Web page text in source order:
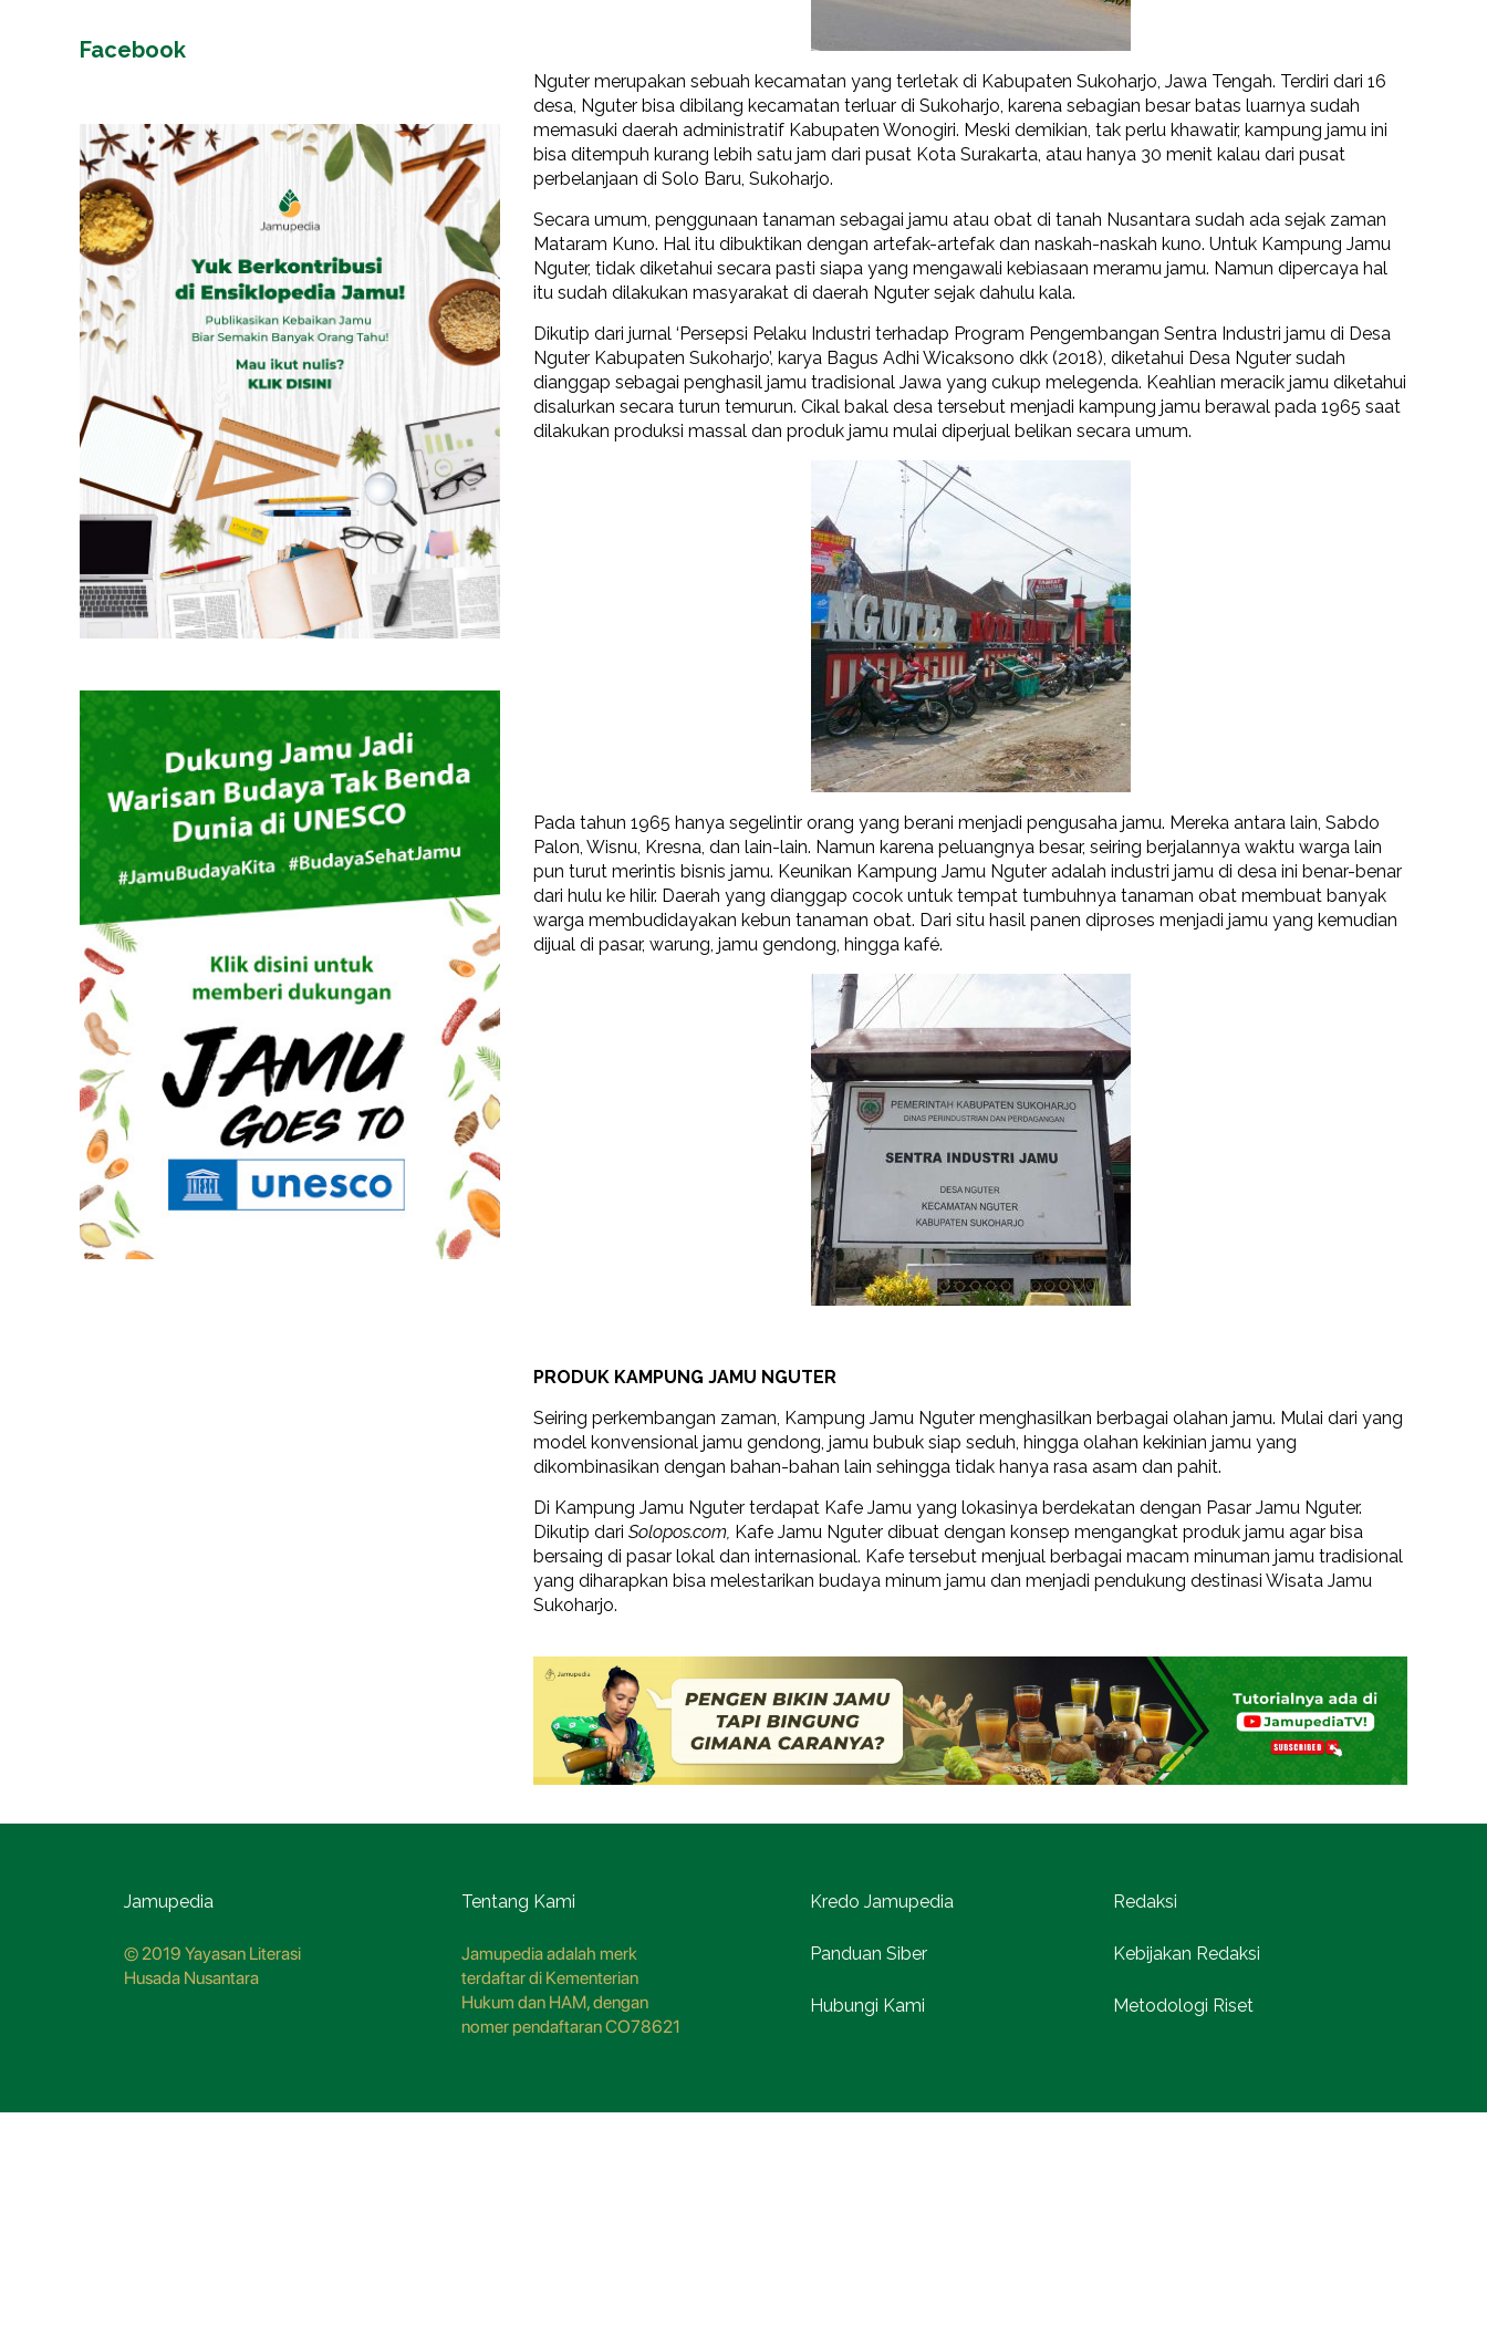
Nguter merupakan sebuah kecamatan yang terletak di Kabupaten Sukoharjo, Jawa Tengah. Terdiri dari 16
desa, Nguter bisa dibilang kecamatan terluar di Sukoharjo, karena sebagian besar batas luarnya sudah
memasuki daerah administratif Kabupaten Wonogiri. Meski demikian, tak perlu khawatir, kampung jamu ini
bisa ditempuh kurang lebih satu jam dari pusat Kota Surakarta, atau hanya 30 menit kalau dari pusat
perbelanjaan di Solo Baru, Sukoharjo.
Secara umum, penggunaan tanaman sebagai jamu atau obat di tanah Nusantara sudah ada sejak zaman
Mataram Kuno. Hal itu dibuktikan dengan artefak-artefak dan naskah-naskah kuno. Untuk Kampung Jamu
Nguter, tidak diketahui secara pasti siapa yang mengawali kebiasaan meramu jamu. Namun dipercaya hal
itu sudah dilakukan masyarakat di daerah Nguter sejak dahulu kala.
Dikutip dari jurnal ‘Persepsi Pelaku Industri terhadap Program Pengembangan Sentra Industri jamu di Desa
Nguter Kabupaten Sukoharjo’, karya Bagus Adhi Wicaksono dkk (2018), diketahui Desa Nguter sudah
dianggap sebagai penghasil jamu tradisional Jawa yang cukup melegenda. Keahlian meracik jamu diketahui
disalurkan secara turun temurun. Cikal bakal desa tersebut menjadi kampung jamu berawal pada 1965 saat
dilakukan produksi massal dan produk jamu mulai diperjual belikan secara umum.
Pada tahun 1965 hanya segelintir orang yang berani menjadi pengusaha jamu. Mereka antara lain, Sabdo
Palon, Wisnu, Kresna, dan lain-lain. Namun karena peluangnya besar, seiring berjalannya waktu warga lain
pun turut merintis bisnis jamu. Keunikan Kampung Jamu Nguter adalah industri jamu di desa ini benar-benar
dari hulu ke hilir. Daerah yang dianggap cocok untuk tempat tumbuhnya tanaman obat membuat banyak
warga membudidayakan kebun tanaman obat. Dari situ hasil panen diproses menjadi jamu yang kemudian
dijual di pasar, warung, jamu gendong, hingga kafé.
PRODUK KAMPUNG JAMU NGUTER
Seiring perkembangan zaman, Kampung Jamu Nguter menghasilkan berbagai olahan jamu. Mulai dari yang
model konvensional jamu gendong, jamu bubuk siap seduh, hingga olahan kekinian jamu yang
dikombinasikan dengan bahan-bahan lain sehingga tidak hanya rasa asam dan pahit.
Di Kampung Jamu Nguter terdapat Kafe Jamu yang lokasinya berdekatan dengan Pasar Jamu Nguter.
Dikutip dari Solopos.com, Kafe Jamu Nguter dibuat dengan konsep mengangkat produk jamu agar bisa
bersaing di pasar lokal dan internasional. Kafe tersebut menjual berbagai macam minuman jamu tradisional
yang diharapkan bisa melestarikan budaya minum jamu dan menjadi pendukung destinasi Wisata Jamu
Sukoharjo.
Facebook
Jamupedia
© 2019 Yayasan Literasi
Husada Nusantara
Tentang Kami
Jamupedia adalah merk
terdaftar di Kementerian
Hukum dan HAM, dengan
nomer pendaftaran CO78621
Kredo Jamupedia Redaksi
Panduan Siber Kebijakan Redaksi
Hubungi Kami Metodologi Riset